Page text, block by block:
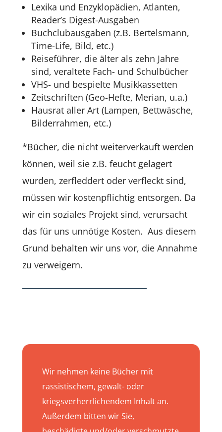
Lexika und Enzyklopädien, Atlanten,
Reader’s Digest-Ausgaben
Buchclubausgaben (z.B. Bertelsmann,
Time-Life, Bild, etc.)
Reiseführer, die älter als zehn Jahre
sind, veraltete Fach- und Schulbücher
VHS- und bespielte Musikkassetten
Zeitschriften (Geo-Hefte, Merian, u.a.)
Hausrat aller Art (Lampen, Bettwäsche,
Bilderrahmen, etc.)
*Bücher, die nicht weiterverkauft werden
können, weil sie z.B. feucht gelagert
wurden, zerfleddert oder verfleckt sind,
müssen wir kostenpflichtig entsorgen. Da
wir ein soziales Projekt sind, verursacht
das für uns unnötige Kosten. Aus diesem
Grund behalten wir uns vor, die Annahme
zu verweigern.
Wir nehmen keine Bücher mit
rassistischem, gewalt- oder
kriegsverherrlichendem Inhalt an.
Außerdem bitten wir Sie,